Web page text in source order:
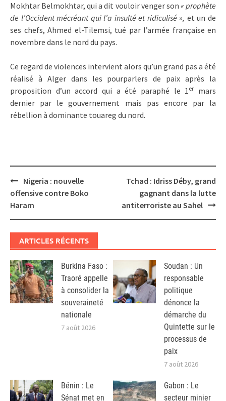
Mokhtar Belmokhtar, qui a dit vouloir venger son « prophète
de l’Occident mécréant qui l’a insulté et ridiculisé », et un de
ses chefs, Ahmed el-Tilemsi, tué par l’armée française en
novembre dans le nord du pays.
Ce regard de violences intervient alors qu’un grand pas a été
réalisé à Alger dans les pourparlers de paix après la
proposition d’un accord qui a été paraphé le 1er
mars
dernier par le gouvernement mais pas encore par la
rébellion à dominante touareg du nord.
Post
navigation
Nigeria : nouvelle
offensive contre Boko
Haram
Tchad : Idriss Déby, grand
gagnant dans la lutte
antiterroriste au Sahel
ARTICLES RÉCENTS
Burkina Faso :
Traoré appelle
à consolider la
souveraineté
nationale
7 août 2026
Soudan : Un
responsable
politique
dénonce la
démarche du
Quintette sur le
processus de
paix
7 août 2026
Bénin : Le
Sénat met en
Gabon : Le
secteur minier